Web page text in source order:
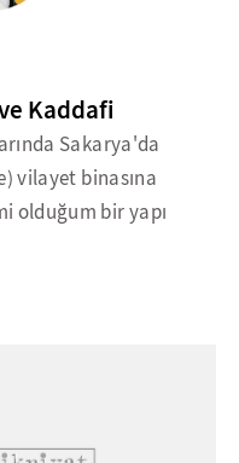
Kaddafi
Sakarya'da
vilayet binasına
olduğum bir yapı